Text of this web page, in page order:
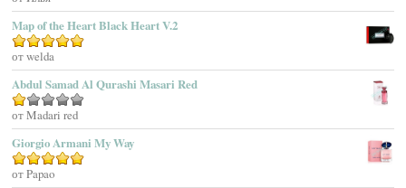
Adidas
Adolfo Dominguez
Adrienne Vittadini
Aedes De Venustas
Aerin Lauder
Aether
Affinessence
Map of the Heart Black Heart V.2
Оценка5
от welda
Abdul Samad Al Qurashi Masari Red
Оценка
1
из
5
от Madari red
Giorgio Armani My Way
Оценка5
от Papao